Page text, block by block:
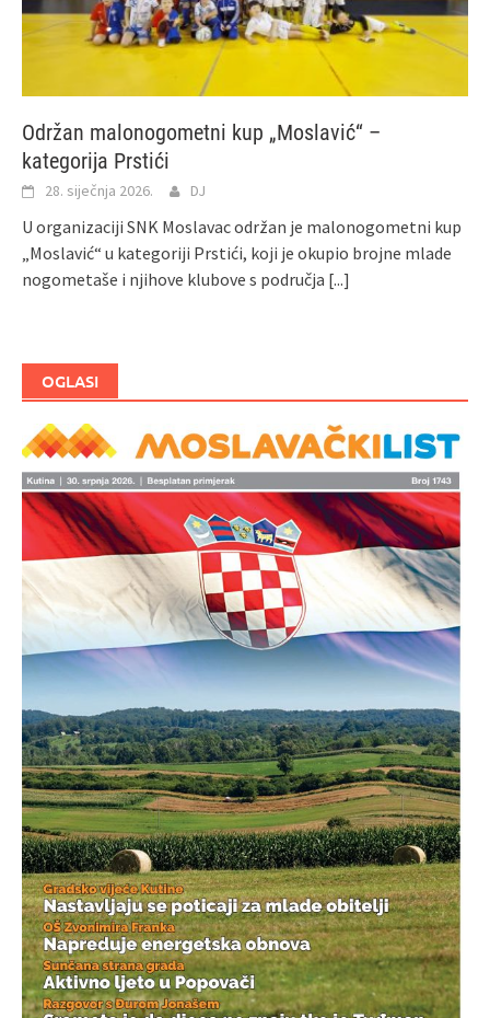
Održan malonogometni kup „Moslavić“ –
kategorija Prstići
28. siječnja 2026. DJ
U organizaciji SNK Moslavac održan je malonogometni kup
„Moslavić“ u kategoriji Prstići, koji je okupio brojne mlade
nogometaše i njihove klubove s područja [...]
OGLASI